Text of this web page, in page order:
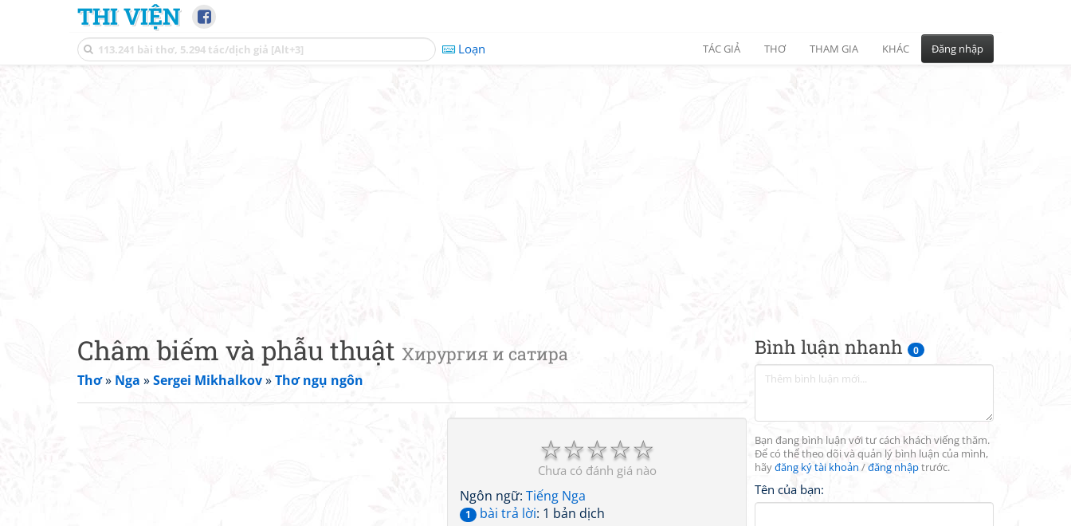
THI VIỆN
Loạn TÁC GIẢ THƠ THAM GIA KHÁC Đăng nhập
Bình luận nhanh 0
Bạn đang bình luận với tư cách khách viếng thăm.
Để có thể theo dõi và quản lý bình luận của mình,
hãyđăng ký tài khoản /đăng nhậptrước.
Tên của bạn:
Châm biếm và phẫu thuật Хирургия и сатира
Thơ» Nga »Sergei Mikhalkov»Thơ ngụ ngôn
☆
☆
☆
☆
☆
Chưa có đánh giá nào
Ngôn ngữ: Tiếng Nga
1 bài trả lời: 1 bản dịch